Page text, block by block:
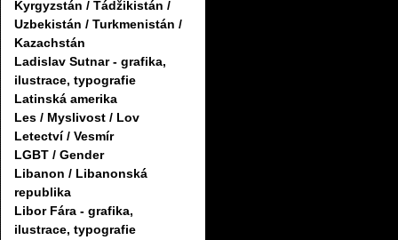
Kyrgyzstán / Tádžikistán /
Uzbekistán / Turkmenistán /
Kazachstán
Ladislav Sutnar - grafika,
ilustrace, typografie
Latinská amerika
Les / Myslivost / Lov
Letectví / Vesmír
LGBT / Gender
Libanon / Libanonská
republika
Libor Fára - grafika,
ilustrace, typografie